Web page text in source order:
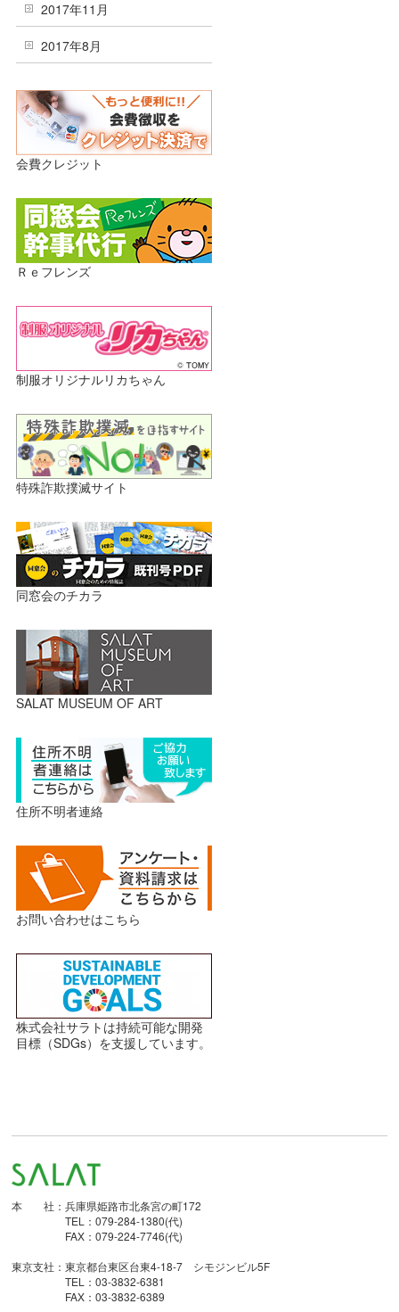
2017年11月
2017年8月
会費クレジット
Ｒｅフレンズ
制服オリジナルリカちゃん
特殊詐欺撲滅サイト
同窓会のチカラ
SALAT MUSEUM OF ART
住所不明者連絡
お問い合わせはこちら
株式会社サラトは持続可能な開発
目標（SDGs）を支援しています。
本 社：兵庫県姫路市北条宮の町172
TEL：079-284-1380(代)
FAX：079-224-7746(代)
東京支社：東京都台東区台東4-18-7 シモジンビル5F
TEL：03-3832-6381
FAX：03-3832-6389